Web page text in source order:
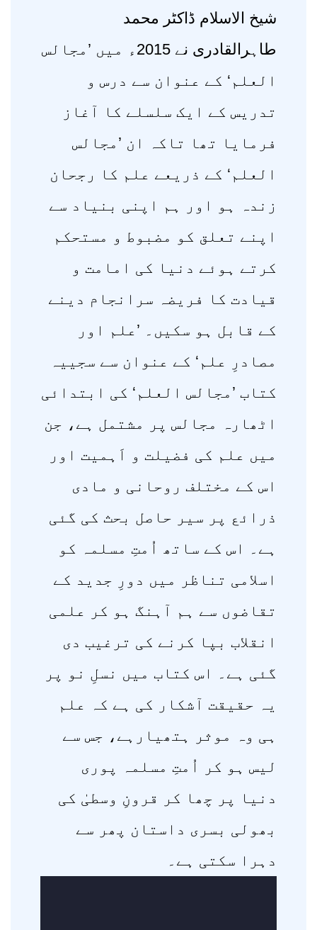
شیخ الاسلام ڈاکٹر محمد
طاہرالقادری نے 2015ء میں ’مجالس
العلم‘ کے عنوان سے درس و
تدریس کے ایک سلسلے کا آغاز
فرمایا تھا تاکہ ان ’مجالس
العلم‘ کے ذریعے علم کا رجحان
زندہ ہو اور ہم اپنی بنیاد سے
اپنے تعلق کو مضبوط و مستحکم
کرتے ہوئے دنیا کی امامت و
قیادت کا فریضہ سرانجام دینے
کے قابل ہو سکیں۔ ’علم اور
مصادرِ علم‘ کے عنوان سے سجییہ
کتاب ’مجالس العلم‘ کی ابتدائی
اٹھارہ مجالس پر مشتمل ہے، جن
میں علم کی فضیلت و اَہمیت اور
اس کے مختلف روحانی و مادی
ذرائع پر سیر حاصل بحث کی گئی
ہے۔ اس کے ساتھ اُمتِ مسلمہ کو
اسلامی تناظر میں دورِ جدید کے
تقاضوں سے ہم آہنگ ہو کر علمی
انقلاب بپا کرنے کی ترغیب دی
گئی ہے۔ اس کتاب میں نسلِ نو پر
یہ حقیقت آشکار کی ہے کہ علم
ہی وہ موثر ہتھیارہے، جس سے
لیس ہو کر اُمتِ مسلمہ پوری
دنیا پر چھا کر قرونِ وسطیٰ کی
بھولی بسری داستان پھر سے
دہرا سکتی ہے۔